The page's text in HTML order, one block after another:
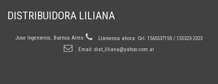
DISTRIBUIDORA LILIANA
Jose Ingenieros, Buenos Aires Llámenos ahora: Cel. 1565537150 / 155323-2323
Email: dist_liliana@yahoo.com.ar